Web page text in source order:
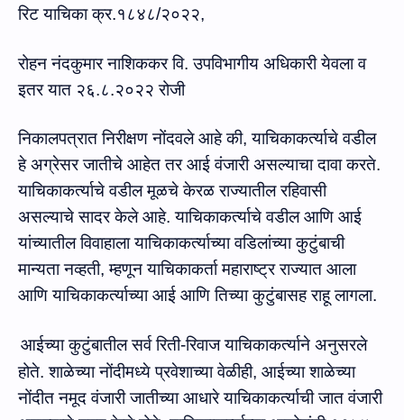
रिट याचिका क्र.१८४८/२०२२,
रोहन नंदकुमार नाशिककर वि. उपविभागीय अधिकारी येवला व
इतर यात २६.८.२०२२ रोजी
निकालपत्रात निरीक्षण नोंदवले आहे की, याचिकाकर्त्याचे वडील
हे अग्रेसर जातीचे आहेत तर आई वंजारी असल्याचा दावा करते.
याचिकाकर्त्याचे वडील मूळचे केरळ राज्यातील रहिवासी
असल्याचे सादर केले आहे. याचिकाकर्त्याचे वडील आणि आई
यांच्यातील विवाहाला याचिकाकर्त्याच्या वडिलांच्या कुटुंबाची
मान्यता नव्हती,म्हणून याचिकाकर्ता महाराष्ट्र राज्यात आला
आणि याचिकाकर्त्याच्या आई आणि तिच्या कुटुंबासह राहू लागला.
आईच्या कुटुंबातील सर्व रिती-रिवाज याचिकाकर्त्याने अनुसरले
होते. शाळेच्या नोंदीमध्ये प्रवेशाच्या वेळीही, आईच्या शाळेच्या
नोंदीत नमूद वंजारी जातीच्‍या आधारे याचिकाकर्त्याची जात वंजारी